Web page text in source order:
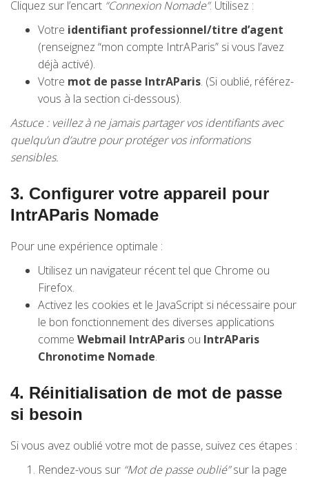
Cliquez sur l’encart “Connexion Nomade”. Utilisez :
Votre identifiant professionnel/titre d’agent
(renseignez “mon compte IntrAParis” si vous l’avez
déjà activé).
Votre mot de passe IntrAParis. (Si oublié, référez-
vous à la section ci-dessous).
Astuce : veillez à ne jamais partager vos identifiants avec
quelqu’un d’autre pour protéger vos informations
sensibles.
3. Configurer votre appareil pour
IntrAParis Nomade
Pour une expérience optimale :
Utilisez un navigateur récent tel que Chrome ou
Firefox.
Activez les cookies et le JavaScript si nécessaire pour
le bon fonctionnement des diverses applications
comme Webmail IntrAParis ou IntrAParis
Chronotime Nomade.
4. Réinitialisation de mot de passe
si besoin
Si vous avez oublié votre mot de passe, suivez ces étapes :
Rendez-vous sur “Mot de passe oublié”sur la page